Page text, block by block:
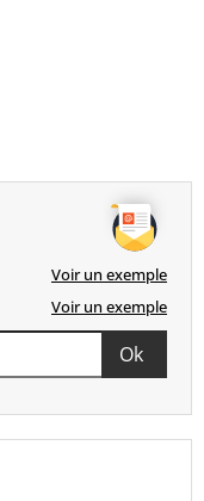
Voir un exemple
Voir un exemple